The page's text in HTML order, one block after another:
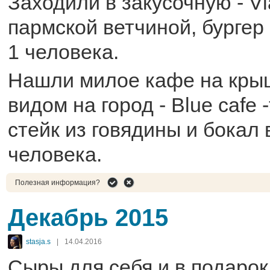
пармской ветчиной,
1 человека.
Нашли милое кафе на
видом на город - Blue cafe
стейк из говядины и
человека.
Полезная информация?
Декабрь 2015
stasja.s | 14.04.2016